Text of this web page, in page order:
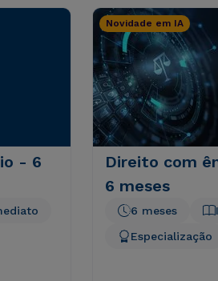
- 6
Novidade em IA
Direito com
6 meses
6 meses
Especialização